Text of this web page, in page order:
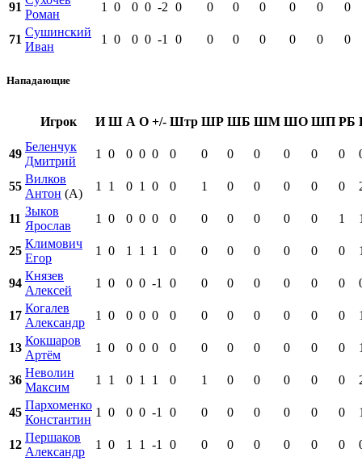
91
Роман
1 0 0 0 -2 0 0 0 0 0 0 0
71
Сушинский
Иван
1 0 0 0 -1 0 0 0 0 0 0 0
Нападающие
Игрок И Ш А О +/- Штр ШР ШБ ШМ ШО ШП РБ
49
Беленчук
Дмитрий
1 0 0 0 0 0 0 0 0 0 0 0
55
Вилков
Антон (А)
1 1 0 1 0 0 1 0 0 0 0 0
11
Зыков
Ярослав
1 0 0 0 0 0 0 0 0 0 0 1
25
Климович
Егор
1 0 1 1 1 0 0 0 0 0 0 0
94
Князев
Алексей
1 0 0 0 -1 0 0 0 0 0 0 0
17
Когалев
Александр
1 0 0 0 0 0 0 0 0 0 0 0
13
Кокшаров
Артём
1 0 0 0 0 0 0 0 0 0 0 0
36
Неволин
Максим
1 1 0 1 1 0 1 0 0 0 0 0
45
Пархоменко
Константин
1 0 0 0 -1 0 0 0 0 0 0 0
12
Першаков
Александр
1 0 1 1 -1 0 0 0 0 0 0 0